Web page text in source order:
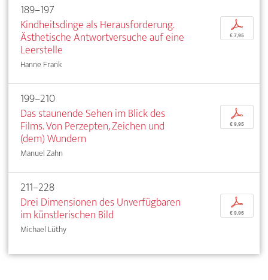
189–197
Kindheitsdinge als Herausforderung.
Ästhetische Antwortversuche auf eine
Leerstelle
Hanne Frank
p
€ 7,95
199–210
Das staunende Sehen im Blick des
Films. Von Perzepten, Zeichen und
(dem) Wundern
Manuel Zahn
p
€ 9,95
211–228
Drei Dimensionen des Unverfügbaren
im künstlerischen Bild
Michael Lüthy
p
€ 9,95